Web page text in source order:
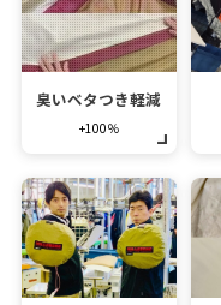
臭いベタつき軽減
+100％